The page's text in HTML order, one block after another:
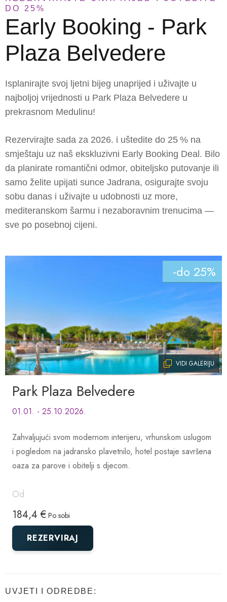
DO 25%
Early Booking - Park
Plaza Belvedere
Isplanirajte svoj ljetni bijeg unaprijed i uživajte u
najboljoj vrijednosti u Park Plaza Belvedere u
prekrasnom Medulinu!
Rezervirajte sada za 2026. i uštedite do 25 % na
smještaju uz naš ekskluzivni Early Booking Deal. Bilo
da planirate romantični odmor, obiteljsko putovanje ili
samo želite upijati sunce Jadrana, osigurajte svoju
sobu danas i uživajte u udobnosti uz more,
mediteranskom šarmu i nezaboravnim trenucima —
sve po posebnoj cijeni.
-do 25%
VIDI GALERIJU
Od
184,4 € Po sobi
REZERVIRAJ
Park Plaza Belvedere
01.01. - 25.10.2026.
Zahvaljujući svom modernom interijeru, vrhunskom uslugom
i pogledom na jadransko plavetnilo, hotel postaje savršena
oaza za parove i obitelji s djecom.
UVJETI I ODREDBE: